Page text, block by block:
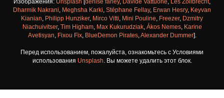
Изображения: Unsplash [denise farley, Davide Vattuone, Les Zollbrecht,
Dharmik Nakrani, Meghsha Karki, Stéphane Fellay, Erwan Hesry, Keyvan
Kianian, Philipp Hunziker, Mirco Vitti, Mini Pouline, Freezer, Dzmitry
Niachuivitser, Tim Higham, Max Kukurudziak, Ákos Nemes, Karine
Avetisyan, Fixou Fix, BlueDemon Pirates,Alexander Dummer].
Перед использованием, пожалуйста, ознакомьтесь с Условиями
использования Unsplash. Вы можете удалить этот блок.